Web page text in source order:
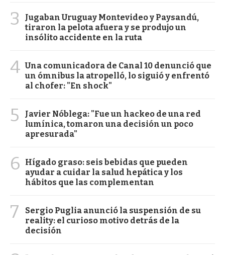
3
Jugaban Uruguay Montevideo y Paysandú,
tiraron la pelota afuera y se produjo un
insólito accidente en la ruta
4 Una comunicadora de Canal 10 denunció que
un ómnibus la atropelló, lo siguió y enfrentó
al chofer: "En shock"
5
Javier Nóblega: "Fue un hackeo de una red
lumínica, tomaron una decisión un poco
apresurada"
6
Hígado graso: seis bebidas que pueden
ayudar a cuidar la salud hepática y los
hábitos que las complementan
7
Sergio Puglia anunció la suspensión de su
reality: el curioso motivo detrás de la
decisión